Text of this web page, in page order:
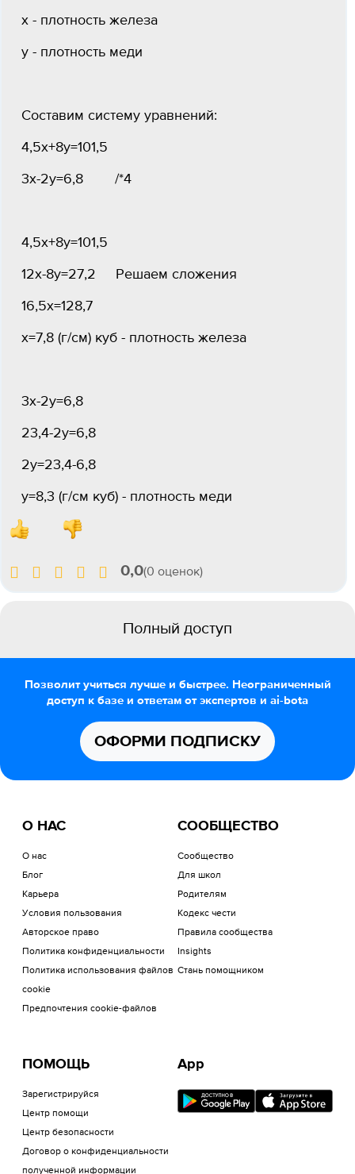
х - плотность железа
у - плотность меди
Составим систему уравнений:
4,5х+8у=101,5
3х-2у=6,8 /*4
4,5х+8у=101,5
12х-8у=27,2 Решаем сложения
16,5х=128,7
х=7,8 (г/см) куб - плотность железа
3х-2у=6,8
23,4-2у=6,8
2у=23,4-6,8
у=8,3 (г/см куб) - плотность меди
0,0(0 оценок)
Полный доступ
Позволит учиться лучше и быстрее. Неограниченный
доступ к базе и ответам от экспертов и ai-bota
ОФОРМИ ПОДПИСКУ
О НАС
О нас
Блог
Карьера
Условия пользования
Авторское право
Политика конфиденциальности
Политика использования файлов
cookie
Предпочтения cookie-файлов
СООБЩЕСТВО
Сообщество
Для школ
Родителям
Кодекс чести
Правила сообщества
Insights
Стань помощником
ПОМОЩЬ
Зарегистрируйся
Центр помощи
Центр безопасности
Договор о конфиденциальности
полученной информации
App